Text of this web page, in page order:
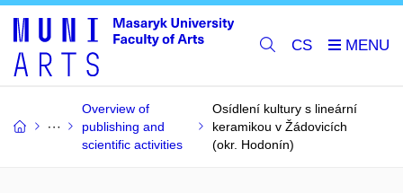
CS
Overview of
publishing and
scientific activities
Osídlení kultury s lineární
keramikou v Žádovicích
(okr. Hodonín)